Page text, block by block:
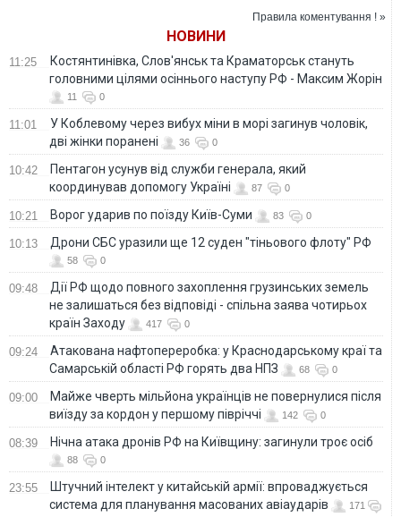
Правила коментування ! »
НОВИНИ
11:25
Костянтинівка, Слов'янськ та Краматорськ стануть
головними цілями осіннього наступу РФ - Максим Жорін
11 0
11:01
У Коблевому через вибух міни в морі загинув чоловік,
дві жінки поранені
36 0
10:42
Пентагон усунув від служби генерала, який
координував допомогу Україні
87 0
10:21 Ворог ударив по поїзду Київ-Суми 83 0
10:13 Дрони СБС уразили ще 12 суден "тіньового флоту" РФ
58 0
09:48
Дії РФ щодо повного захоплення грузинських земель
не залишаться без відповіді - спільна заява чотирьох
країн Заходу
417 0
09:24
Атакована нафтопереробка: у Краснодарському краї та
Самарській області РФ горять два НПЗ
68 0
09:00
Майже чверть мільйона українців не повернулися після
виїзду за кордон у першому півріччі
142 0
08:39 Нічна атака дронів РФ на Київщину: загинули троє осіб
88 0
23:55
Штучний інтелект у китайській армії: впроваджується
система для планування масованих авіаударів
171